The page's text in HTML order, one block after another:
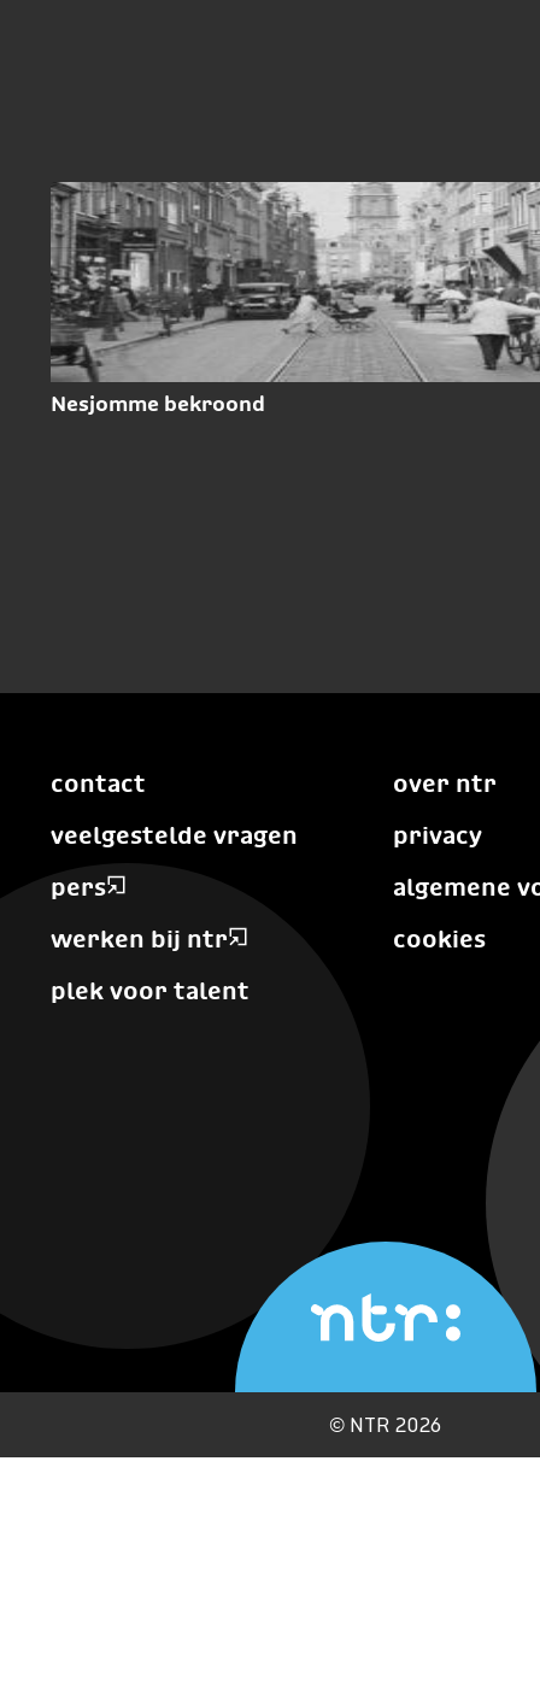
Nesjomme bekroond
contact
veelgestelde vragen
pers
werken bij ntr
plek voor talent
over ntr
privacy
algemene
cookies
© NTR 2026